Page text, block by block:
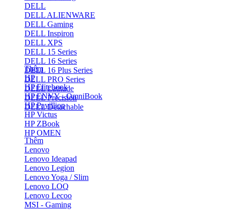
DELL
DELL ALIENWARE
DELL Gaming
DELL Inspiron
DELL XPS
DELL 15 Series
DELL 16 Series
DELL 16 Plus Series
DELL PRO Series
DELL Latitude
DELL Precision
DELL Detachable
Thêm
HP
HP Elitebook
HP ENVY - OmniBook
HP Pavillion
HP Victus
HP ZBook
HP OMEN
Thêm
Lenovo
Lenovo Ideapad
Lenovo Legion
Lenovo Yoga / Slim
Lenovo LOQ
Lenovo Lecoo
MSI - Gaming